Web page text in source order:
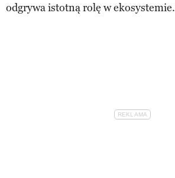
odgrywa istotną rolę w ekosystemie.